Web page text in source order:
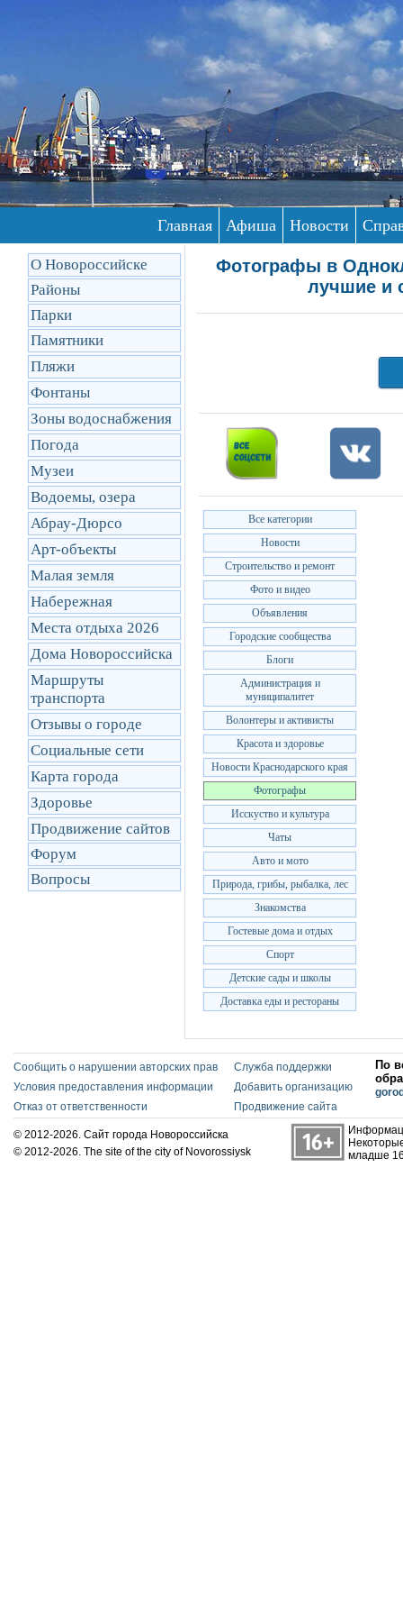
Главная Афиша Новости
О Новороссийске
Районы
Парки
Памятники
Пляжи
Фонтаны
Зоны водоснабжения
Погода
Музеи
Водоемы, озера
Абрау-Дюрсо
Арт-объекты
Малая земля
Набережная
Места отдыха 2026
Дома Новороссийска
Маршруты
транcпорта
Отзывы о городе
Социальные сети
Карта города
Здоровье
Продвижение сайтов
Форум
Вопросы
Фотографы в
лучшие и
Все категории
Новости
Строительство и ремонт
Фото и видео
Объявления
Городские сообщества
Блоги
Администрация и
муниципалитет
Волонтеры и активисты
Красота и здоровье
Новости Краснодарского края
Фотографы
Исскуство и культура
Чаты
Авто и мото
Природа, грибы, рыбалка, лес
Знакомства
Гостевые дома и отдых
Спорт
Детские сады и школы
Доставка еды и рестораны
Сообщить о нарушении авторских прав
Условия предоставления информации
Отказ от ответственности
Служба поддержки
Добавить организацию
Продвижение сайта
По
© 2012-2026. Сайт города Новороссийска
© 2012-2026. The site of the city of Novorossiysk
младше